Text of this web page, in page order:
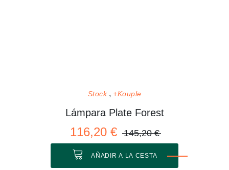
Stock +Kouple
Lámpara Plate Forest
116,20 € 145,20 €
AÑADIR A LA CESTA